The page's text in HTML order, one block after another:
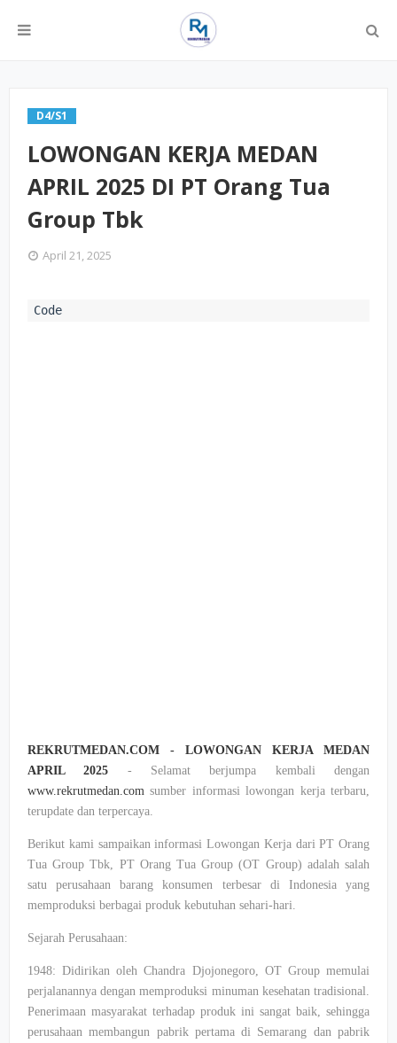
D4/S1
LOWONGAN KERJA MEDAN
APRIL 2025 DI PT Orang Tua
Group Tbk
April 21, 2025
REKRUTMEDAN.COM - LOWONGAN KERJA MEDAN
APRIL 2025 - Selamat berjumpa kembali dengan
www.rekrutmedan.com sumber informasi lowongan kerja terbaru,
terupdate dan terpercaya.
Berikut kami sampaikan informasi Lowongan Kerja dari PT Orang
Tua Group Tbk, PT Orang Tua Group (OT Group) adalah salah
satu perusahaan barang konsumen terbesar di Indonesia yang
memproduksi berbagai produk kebutuhan sehari-hari.​
Sejarah Perusahaan:
1948: Didirikan oleh Chandra Djojonegoro, OT Group memulai
perjalanannya dengan memproduksi minuman kesehatan tradisional.
Penerimaan masyarakat terhadap produk ini sangat baik, sehingga
perusahaan membangun pabrik pertama di Semarang dan pabrik